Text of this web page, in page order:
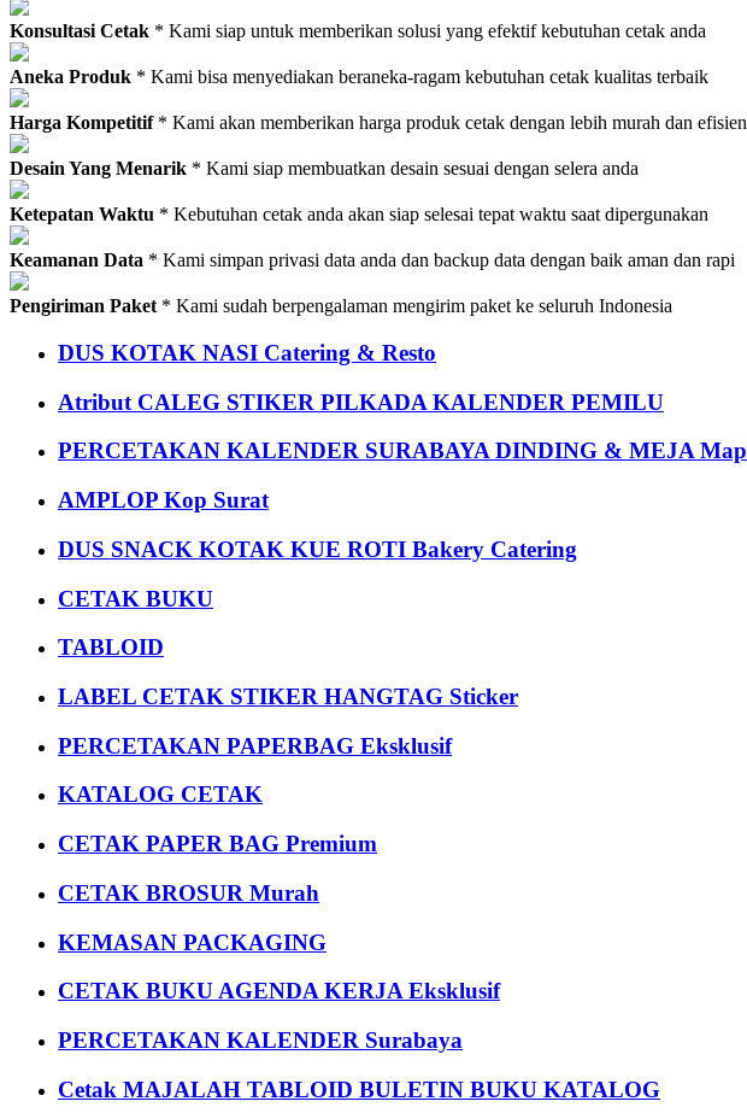
Konsultasi Cetak * Kami siap untuk memberikan solusi yang efektif kebutuhan cetak anda
Aneka Produk * Kami bisa menyediakan beraneka-ragam kebutuhan cetak kualitas terbaik
Harga Kompetitif* Kami akan memberikan harga produk cetak dengan lebih murah dan efisien
Desain Yang Menarik * Kami siap membuatkan desain sesuai dengan selera anda
Ketepatan Waktu * Kebutuhan cetak anda akan siap selesai tepat waktu saat dipergunakan
Keamanan Data * Kami simpan privasi data anda dan backup data dengan baik aman dan rapi
Pengiriman Paket * Kami sudah berpengalaman mengirim paket ke seluruh Indonesia
DUS KOTAK NASI Catering & Resto
Atribut CALEG STIKER PILKADA KALENDER PEMILU
PERCETAKAN KALENDER SURABAYA DINDING & MEJA
AMPLOP Kop Surat
DUS SNACK KOTAK KUE ROTI Bakery Catering
CETAK BUKU
TABLOID
LABEL CETAK STIKER HANGTAG Sticker
PERCETAKAN PAPERBAG Eksklusif
KATALOG CETAK
CETAK PAPER BAG Premium
CETAK BROSUR Murah
KEMASAN PACKAGING
CETAK BUKU AGENDA KERJA Eksklusif
PERCETAKAN KALENDER Surabaya
Cetak MAJALAH TABLOID BULETIN BUKU KATALOG